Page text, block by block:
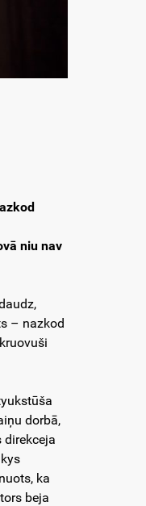
niu nav
– nazkod
dorbā,
direkceja
ka
beja